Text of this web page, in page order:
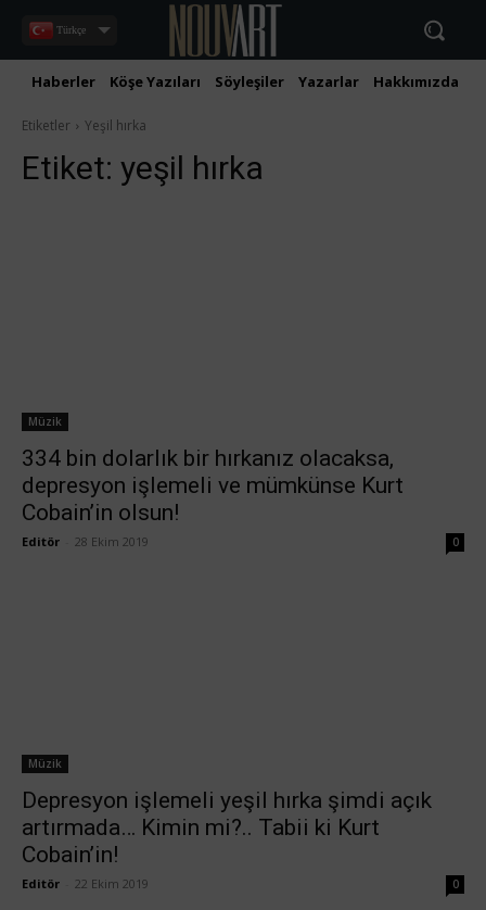
Türkçe
Haberler Köşe Yazıları Söyleşiler Yazarlar Hakkımızda
Etiketler Yeşil hırka
Etiket: yeşil hırka
Müzik
334 bin dolarlık bir hırkanız olacaksa,
depresyon işlemeli ve mümkünse Kurt
Cobain’in olsun!
Editör 28 Ekim 2019 0
Müzik
Depresyon işlemeli yeşil hırka şimdi açık
artırmada… Kimin mi?.. Tabii ki Kurt
Cobain’in!
Editör 22 Ekim 2019 0